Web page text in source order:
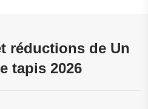
réductions de Un
tapis 2026